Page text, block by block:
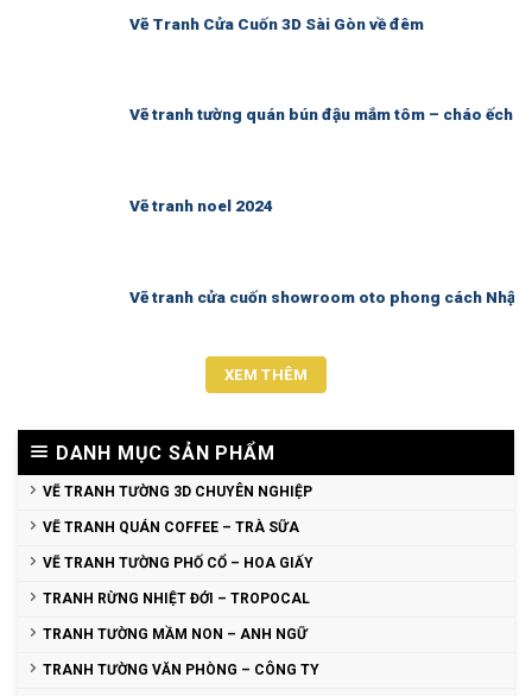
Vẽ Tranh Cửa Cuốn 3D Sài Gòn về đêm
Vẽ tranh tường quán bún đậu mắm tôm – cháo ếch
Vẽ tranh noel 2024
Vẽ tranh cửa cuốn showroom oto phong cách Nhật
XEM THÊM
DANH MỤC SẢN PHẨM
VẼ TRANH TƯỜNG 3D CHUYÊN NGHIỆP
VẼ TRANH QUÁN COFFEE – TRÀ SỮA
VẼ TRANH TƯỜNG PHỐ CỔ – HOA GIẤY
TRANH RỪNG NHIỆT ĐỚI – TROPOCAL
TRANH TƯỜNG MẦM NON – ANH NGỮ
TRANH TƯỜNG VĂN PHÒNG – CÔNG TY